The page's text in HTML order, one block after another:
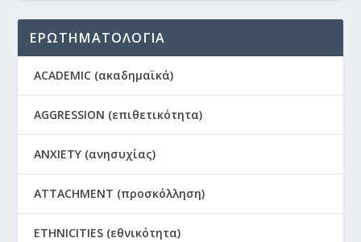
ΕΡΩΤΗΜΑΤΟΛΟΓΙΑ
ACADEMIC (ακαδημαϊκά)
AGGRESSION (επιθετικότητα)
ANXIETY (ανησυχίας)
ATTACHMENT (προσκόλληση)
ETHNICITIES (εθνικότητα)